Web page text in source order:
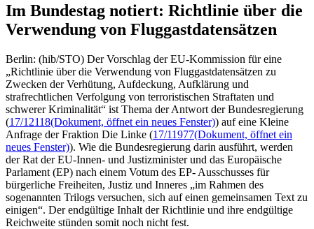
Im Bundestag notiert: Richtlinie über die
Verwendung von Fluggastdatensätzen
Berlin: (hib/STO) Der Vorschlag der EU-Kommission für eine
„Richtlinie über die Verwendung von Fluggastdatensätzen zu
Zwecken der Verhütung, Aufdeckung, Aufklärung und
strafrechtlichen Verfolgung von terroristischen Straftaten und
schwerer Kriminalität“ ist Thema der Antwort der Bundesregierung
(17/12118(Dokument, öffnet ein neues Fenster)) auf eine Kleine
Anfrage der Fraktion Die Linke (17/11977(Dokument, öffnet ein
neues Fenster)). Wie die Bundesregierung darin ausführt, werden
der Rat der EU-Innen- und Justizminister und das Europäische
Parlament (EP) nach einem Votum des EP- Ausschusses für
bürgerliche Freiheiten, Justiz und Inneres „im Rahmen des
sogenannten Trilogs versuchen, sich auf einen gemeinsamen Text zu
einigen“. Der endgültige Inhalt der Richtlinie und ihre endgültige
Reichweite stünden somit noch nicht fest.